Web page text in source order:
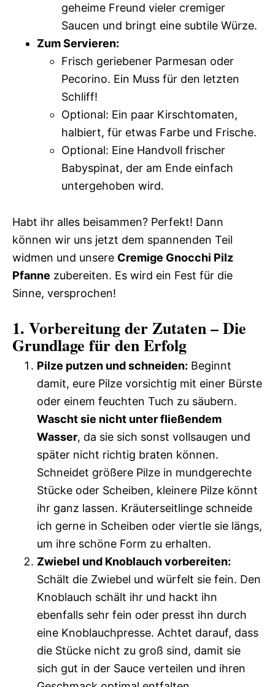
geheime Freund vieler cremiger
Saucen und bringt eine subtile Würze.
Zum Servieren:
Frisch geriebener Parmesan oder
Pecorino. Ein Muss für den letzten
Schliff!
Optional: Ein paar Kirschtomaten,
halbiert, für etwas Farbe und Frische.
Optional: Eine Handvoll frischer
Babyspinat, der am Ende einfach
untergehoben wird.
Habt ihr alles beisammen? Perfekt! Dann
können wir uns jetzt dem spannenden Teil
widmen und unsere Cremige Gnocchi Pilz
Pfanne zubereiten. Es wird ein Fest für die
Sinne, versprochen!
1. Vorbereitung der Zutaten – Die
Grundlage für den Erfolg
Pilze putzen und schneiden: Beginnt
damit, eure Pilze vorsichtig mit einer Bürste
oder einem feuchten Tuch zu säubern.
Wascht sie nicht unter fließendem
Wasser, da sie sich sonst vollsaugen und
später nicht richtig braten können.
Schneidet größere Pilze in mundgerechte
Stücke oder Scheiben, kleinere Pilze könnt
ihr ganz lassen. Kräuterseitlinge schneide
ich gerne in Scheiben oder viertle sie längs,
um ihre schöne Form zu erhalten.
Zwiebel und Knoblauch vorbereiten:
Schält die Zwiebel und würfelt sie fein. Den
Knoblauch schält ihr und hackt ihn
ebenfalls sehr fein oder presst ihn durch
eine Knoblauchpresse. Achtet darauf, dass
die Stücke nicht zu groß sind, damit sie
sich gut in der Sauce verteilen und ihren